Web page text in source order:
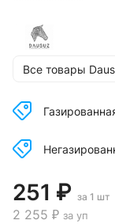
Все товары
251 ₽ за 1 шт
2 255 ₽ за уп